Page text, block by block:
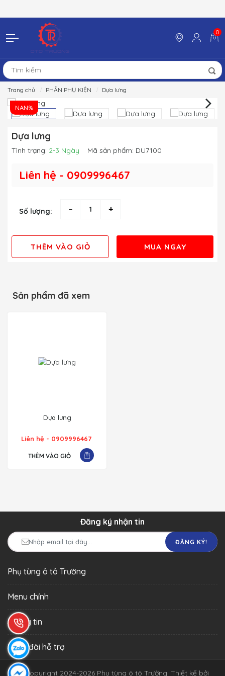
0
Trang chủ PHẦN PHỤ KIỆN Dựa lưng
NAN%
Dựa lưng
Tình trạng: 2-3 Ngày Mã sản phẩm: DU7100
Liên hệ - 0909996467
Số lượng: – +
THÊM VÀO GIỎ MUA NGAY
Sản phẩm đã xem
Dựa lưng
Liên hệ - 0909996467
THÊM VÀO GIỎ
Đăng ký nhận tin
ĐĂNG KÝ!
Phụ tùng ô tô Trường
Menu chính
Thông tin
Tổng đài hỗ trợ
© Copyright 2024-2026 Phụ tùng ô tô Trường. Thiết kế bởi